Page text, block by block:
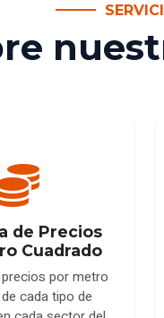
de Precios
Cuadrado
por metro
cada tipo de